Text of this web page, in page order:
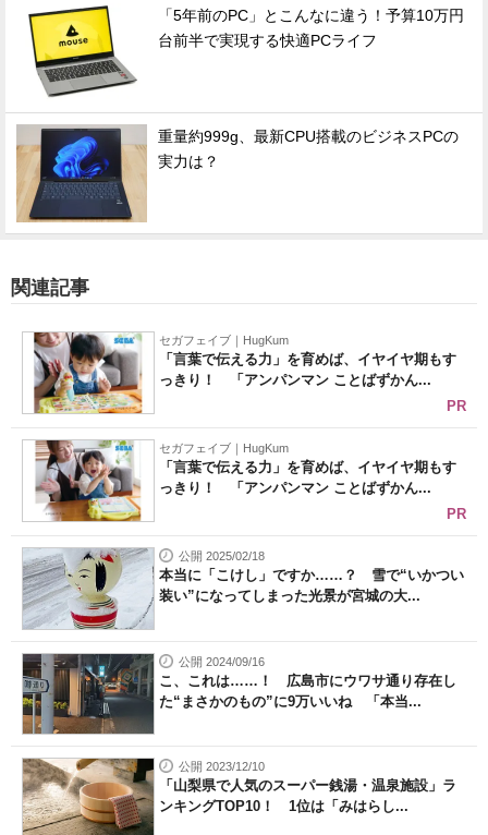
「5年前のPC」とこんなに違う！予算10万円
台前半で実現する快適PCライフ
重量約999g、最新CPU搭載のビジネスPCの
実力は？
関連記事
セガフェイブ｜HugKum
「言葉で伝える力」を育めば、イヤイヤ期もす
っきり！ 「アンパンマン ことばずかん...
PR
セガフェイブ｜HugKum
「言葉で伝える力」を育めば、イヤイヤ期もす
っきり！ 「アンパンマン ことばずかん...
PR
公開 2025/02/18
本当に「こけし」ですか……？ 雪で“いかつい
装い”になってしまった光景が宮城の大...
公開 2024/09/16
こ、これは……！ 広島市にウワサ通り存在し
た“まさかのもの”に9万いいね 「本当...
公開 2023/12/10
「山梨県で人気のスーパー銭湯・温泉施設」ラ
ンキングTOP10！ 1位は「みはらし...